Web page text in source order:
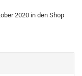
2020 in den Shop